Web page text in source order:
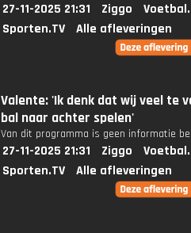
27-11-2025 21:31 Ziggo
Sporten.TV
Alle afleveringen
Valente: 'Ik denk dat wij veel te
bal naar achter spelen'
Van dit programma is geen informatie
27-11-2025 21:31 Ziggo
Sporten.TV
Alle afleveringen